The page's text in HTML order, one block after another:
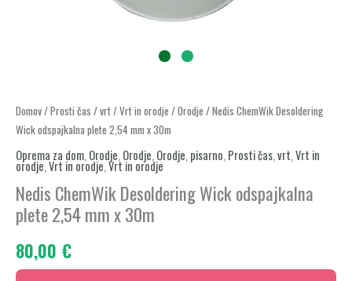
Domov/Prosti čas /vrt/Vrt in orodje /Orodje / Nedis ChemWik Desoldering
Wick odspajkalna plete 2,54 mm x 30m
Oprema za dom, Orodje, Orodje, Orodje, pisarno, Prosti čas,vrt,Vrt in
orodje,Vrt in orodje,Vrt in orodje
Nedis ChemWik Desoldering Wick odspajkalna
plete 2,54 mm x 30m
80,00 €
Nedis
ChemWik
Desoldering
Wick
odspajkalna
plete
mm